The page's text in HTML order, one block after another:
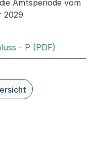
Amtsperiode vom
2029
- P (PDF)